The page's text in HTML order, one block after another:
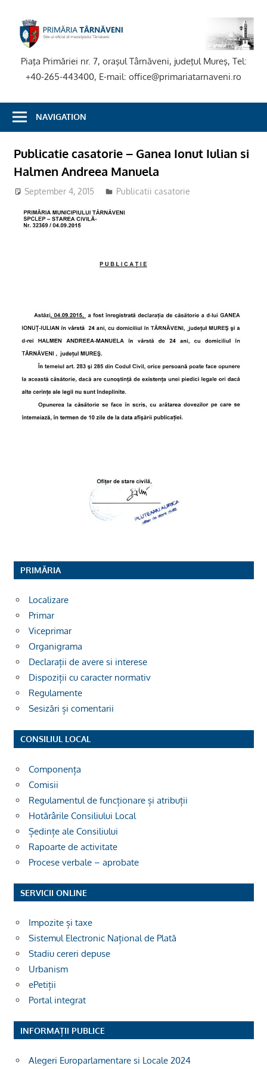
content
Piaţa Primăriei nr. 7, oraşul Târnăveni, judeţul Mureş, Tel:
+40-265-443400, E-mail: office@primariatarnaveni.ro
NAVIGATION
Publicatie casatorie – Ganea Ionut Iulian si
Halmen Andreea Manuela
September 4, 2015 Publicatii casatorie
PRIMĂRIA
Localizare
Primar
Viceprimar
Organigrama
Declarații de avere si interese
Dispoziții cu caracter normativ
Regulamente
Sesizări și comentarii
CONSILIUL LOCAL
Componența
Comisii
Regulamentul de funcționare și atribuții
Hotărârile Consiliului Local
Ședințe ale Consiliului
Rapoarte de activitate
Procese verbale – aprobate
SERVICII ONLINE
Impozite și taxe
Sistemul Electronic Național de Plată
Stadiu cereri depuse
Urbanism
ePetiții
Portal integrat
INFORMAȚII PUBLICE
Alegeri Europarlamentare si Locale 2024